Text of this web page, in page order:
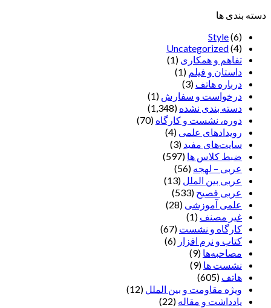
دسته بندی ها
Style(6)
Uncategorized(4)
تفاهم و همکاری (1)
داستان و فیلم (1)
درباره هاتف (3)
درخواست و سفارش (1)
دسته بندی نشده (1,348)
دوره، نشست و کارگاه (70)
رویدادهای علمی (4)
سایت‌های مفید (3)
ضبط کلاس ها (597)
عربی – لهجه (56)
عربی بین الملل (13)
عربی فصیح (533)
علمی آموزشی (28)
غير مصنف (1)
کارگاه و نشست (67)
کتاب و نرم افزار (6)
مصاحبه‌ها (9)
نشست ها (9)
هاتف (605)
ویژه مقاومت و بین الملل (12)
یادداشت‌ و مقاله (22)